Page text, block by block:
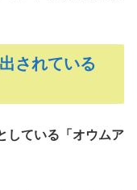
されている
している「オウムア